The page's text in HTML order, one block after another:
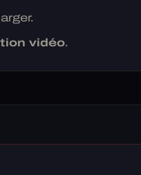
vidéo.